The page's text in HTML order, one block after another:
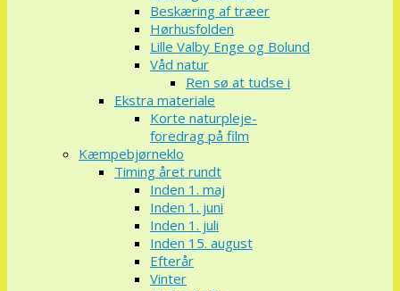
Beskæring af træer
Hørhusfolden
Lille Valby Enge og Bolund
Våd natur
Ren sø at tudse i
Ekstra materiale
Korte naturpleje-
foredrag på film
Kæmpebjørneklo
Timing året rundt
Inden 1. maj
Inden 1. juni
Inden 1. juli
Inden 15. august
Efterår
Vinter